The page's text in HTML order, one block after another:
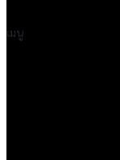
เมนู